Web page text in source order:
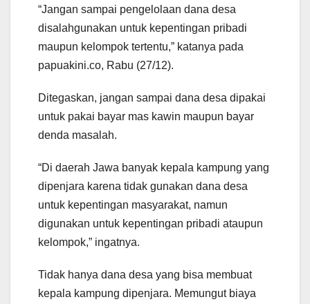
“Jangan sampai pengelolaan dana desa
disalahgunakan untuk kepentingan pribadi
maupun kelompok tertentu,” katanya pada
papuakini.co, Rabu (27/12).
Ditegaskan, jangan sampai dana desa dipakai
untuk pakai bayar mas kawin maupun bayar
denda masalah.
“Di daerah Jawa banyak kepala kampung yang
dipenjara karena tidak gunakan dana desa
untuk kepentingan masyarakat, namun
digunakan untuk kepentingan pribadi ataupun
kelompok,” ingatnya.
Tidak hanya dana desa yang bisa membuat
kepala kampung dipenjara. Memungut biaya